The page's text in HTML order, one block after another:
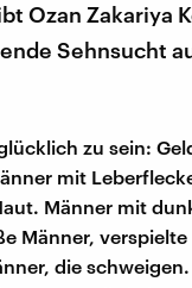
Ozan Zakariya
Sehnsucht
zu sein:
mit
Männer mit
Männer,
die